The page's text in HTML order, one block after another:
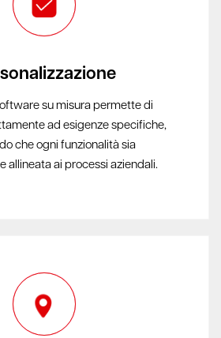
su misura permette di
ad esigenze specifiche,
che ogni funzionalità sia
allineata ai processi aziendali.